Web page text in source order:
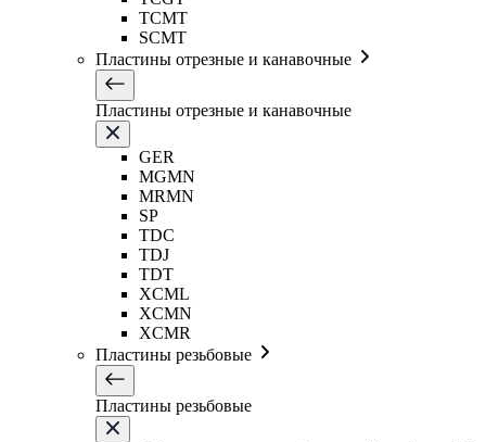
TCMT
SCMT
Пластины отрезные и канавочные
Пластины отрезные и канавочные
GER
MGMN
MRMN
SP
TDC
TDJ
TDT
XCML
XCMN
XCMR
Пластины резьбовые
Пластины резьбовые